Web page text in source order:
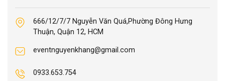
666/12/7/7 Nguyễn Văn Quá,Phường Đông Hưng
Thuận, Quận 12, HCM
eventnguyenkhang@gmail.com
0933.653.754